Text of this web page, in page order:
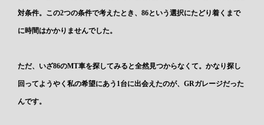
対条件。この2つの条件で考えたとき、86という選択にたどり着くまで
に時間はかかりませんでした。
ただ、いざ86のMT車を探してみると全然見つからなくて。かなり探し
回ってようやく私の希望にあう1台に出会えたのが、GRガレージだった
んです。